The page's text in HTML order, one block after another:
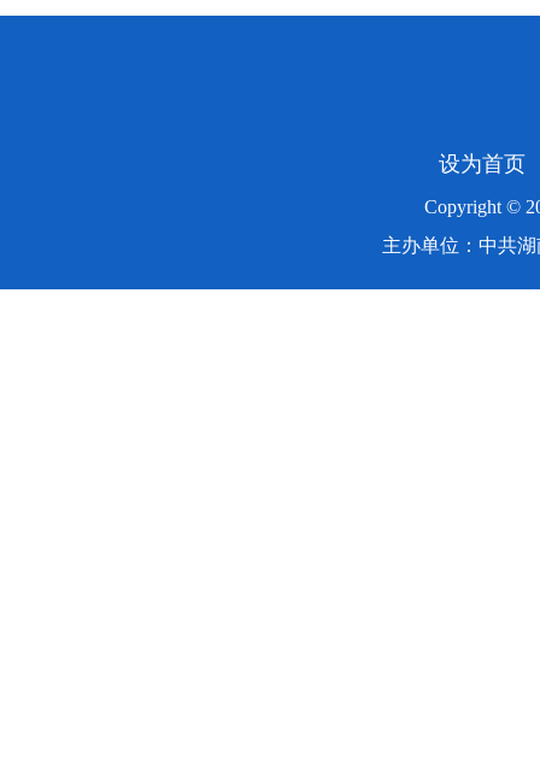
设为首页
Copyright ©
主办单位：中共